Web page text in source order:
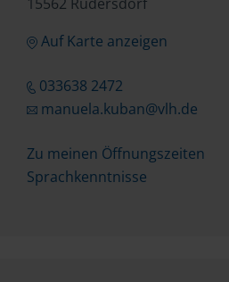
Auf Karte anzeigen
033638 2472
manuela.kuban@vlh.de
Zu meinen Öffnungszeiten
Sprachkenntnisse